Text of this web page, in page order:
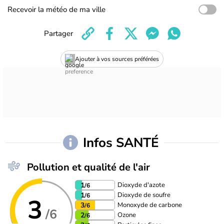
Recevoir la météo de ma ville
Ajouter à vos sources préférées
Partager
Infos SANTÉ
Pollution et qualité de l'air
3 /6
1/6 Dioxyde d'azote
1/6 Dioxyde de soufre
3/6 Monoxyde de carbone
2/6 Ozone